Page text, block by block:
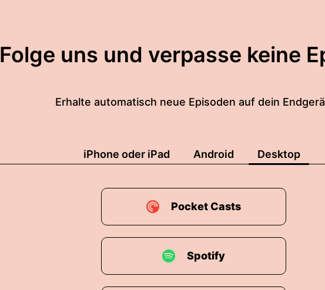
Folge uns und verpasse keine
Erhalte automatisch neue Episoden auf dein
iPhone oder iPad Android Desktop
Pocket Casts
Spotify